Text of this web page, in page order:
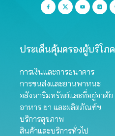
ประเด็นคุ้มครองผู้บริโภค
การเงินและการธนาคาร
การขนส่งและยานพาหนะ
อสังหาริมทรัพย์และที่อยู่อาศัย
อาหาร ยา และผลิตภัณฑ์ฯ
บริการสุขภาพ
สินค้าและบริการทั่วไป